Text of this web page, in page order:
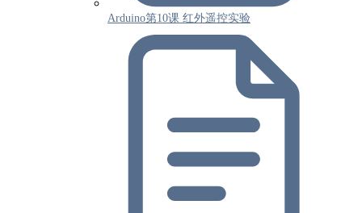
Arduino第10课 红外遥控实验